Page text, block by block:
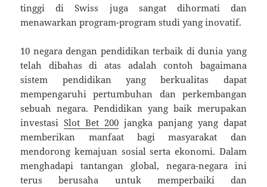
tinggi di Swiss juga sangat dihormati dan
menawarkan program-program studi yang inovatif.
10 negara dengan pendidikan terbaik di dunia yang
telah dibahas di atas adalah contoh bagaimana
sistem pendidikan yang berkualitas dapat
mempengaruhi pertumbuhan dan perkembangan
sebuah negara. Pendidikan yang baik merupakan
investasiSlot Bet 200 jangka panjang yang dapat
memberikan manfaat bagi masyarakat dan
mendorong kemajuan sosial serta ekonomi. Dalam
menghadapi tantangan global, negara-negara ini
terus berusaha untuk memperbaiki dan